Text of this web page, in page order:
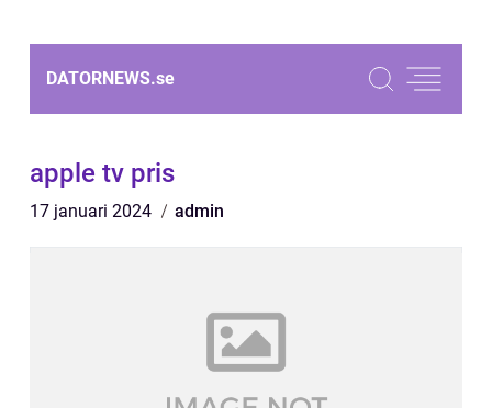
DATORNEWS.se
apple tv pris
17 januari 2024 admin